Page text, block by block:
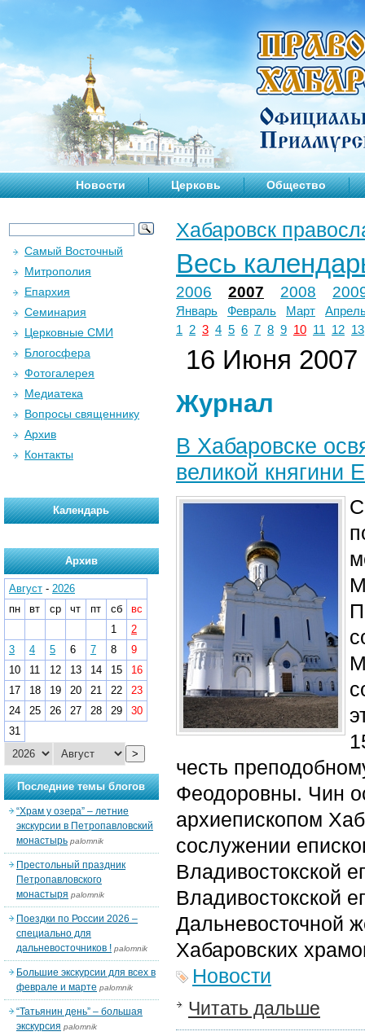
Новости Церковь Общество
Хабаровск
Весь
2006 2007 2008
Январь Февраль Март
1
2 3 4 5 6 7 8 9 10 11 12 13
16 Июня 2007
Журнал
В Хабаровске
великой княгини
честь
Феодоровны. Чин
архиепископом
сослужении
Владивостокской
Владивостокской
Дальневосточной
Хабаровских
Новости
Читать дальше
Самый Восточный
Митрополия
Епархия
Семинария
Церковные СМИ
Блогосфера
Фотогалерея
Медиатека
Вопросы священнику
Архив
Контакты
Календарь
Архив
Август - 2026
пн
вт ср чт пт сб
вс
1
2
3
4 5 6 7 8
9
10
11 12 13 14 15
16
17
18 19 20 21 22
23
24
25 26 27 28 29
30
31
>
Последние темы блогов
“Храм у озера” – летние
экскурсии в Петропавловский
монастырь palomnik
Престольный праздник
Петропавловского
монастыря palomnik
Поездки по России 2026 –
специально для
дальневосточников ! palomnik
Большие экскурсии для всех в
феврале и марте palomnik
“Татьянин день” – большая
экскурсия palomnik